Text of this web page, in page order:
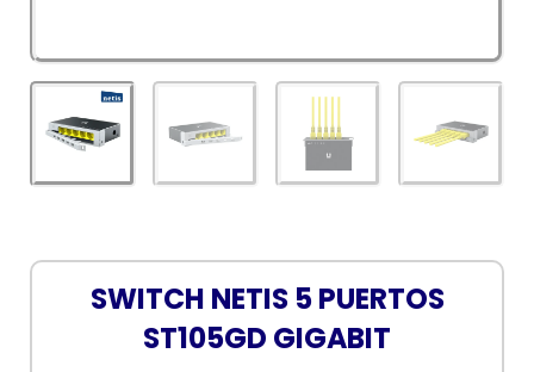
SWITCH NETIS 5 PUERTOS
ST105GD GIGABIT